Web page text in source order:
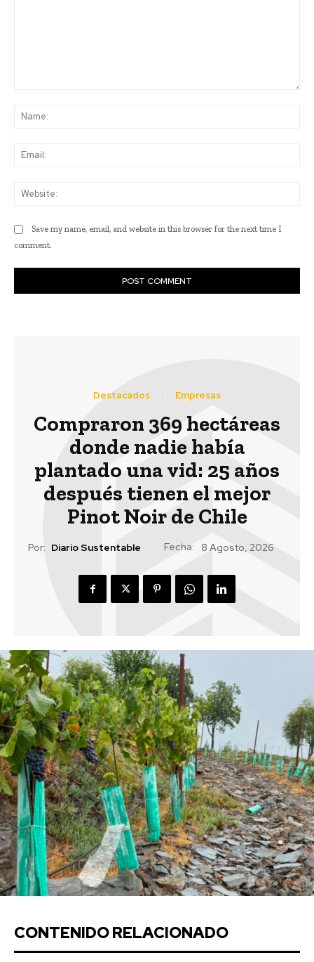
Save my name, email, and website in this browser for the next time I
comment.